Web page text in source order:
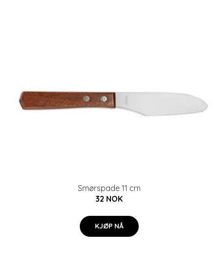
Smørspade 11 cm
32 NOK
KJØP NÅ